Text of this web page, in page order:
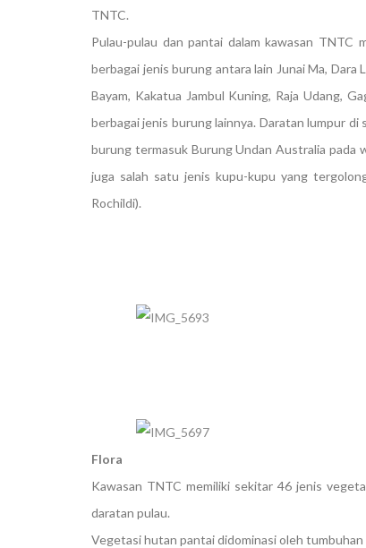
TNTC.
Pulau-pulau dan pantai dalam kawasan TNTC
berbagai jenis burung antara lain Junai Ma, Dara
Bayam, Kakatua Jambul Kuning, Raja Udang,
berbagai jenis burung lainnya. Daratan lumpur
burung termasuk Burung Undan Australia pada
juga salah satu jenis kupu-kupu yang
Rochildi).
Flora
Kawasan TNTC memiliki sekitar 46 jenis
daratan pulau.
Vegetasi hutan pantai didominasi oleh tumbuhan